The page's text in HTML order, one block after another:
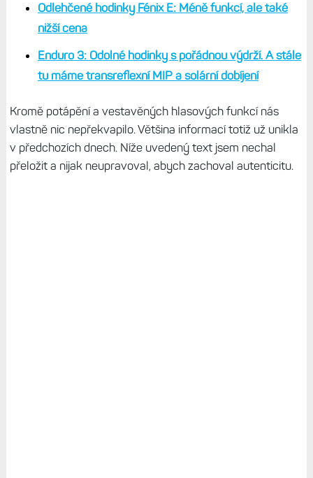
Odlehčené hodinky Fénix E: Méně funkcí, ale také
nižší cena
Enduro 3: Odolné hodinky s pořádnou výdrží. A stále
tu máme transreflexní MIP a solární dobíjení
Kromě potápění a vestavěných hlasových funkcí nás
vlastně nic nepřekvapilo. Většina informací totiž už unikla
v předchozích dnech. Níže uvedený text jsem nechal
přeložit a nijak neupravoval, abych zachoval autenticitu.